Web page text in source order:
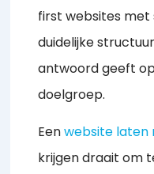
first websites
duidelijke
antwoord geeft
doelgroep.
Eenwebsite laten
krijgen draait om